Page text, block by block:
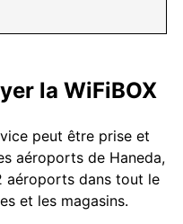
la WiFiBOX
peut être prise et
aéroports de Haneda,
aéroports dans tout le
et les magasins.